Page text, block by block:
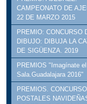
CAMPEONATO DE
22 DE MARZO 2015
PREMIO: CONCURSO
DIBUJO: DIBUJA LA
DE SIGÜENZA. 2019
PREMIOS "Imagínate el
Sala.Guadalajara 2016"
PREMIOS.
POSTALES